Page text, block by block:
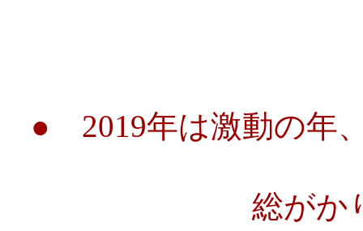
● 2019年は激動の年
総がかりの闘